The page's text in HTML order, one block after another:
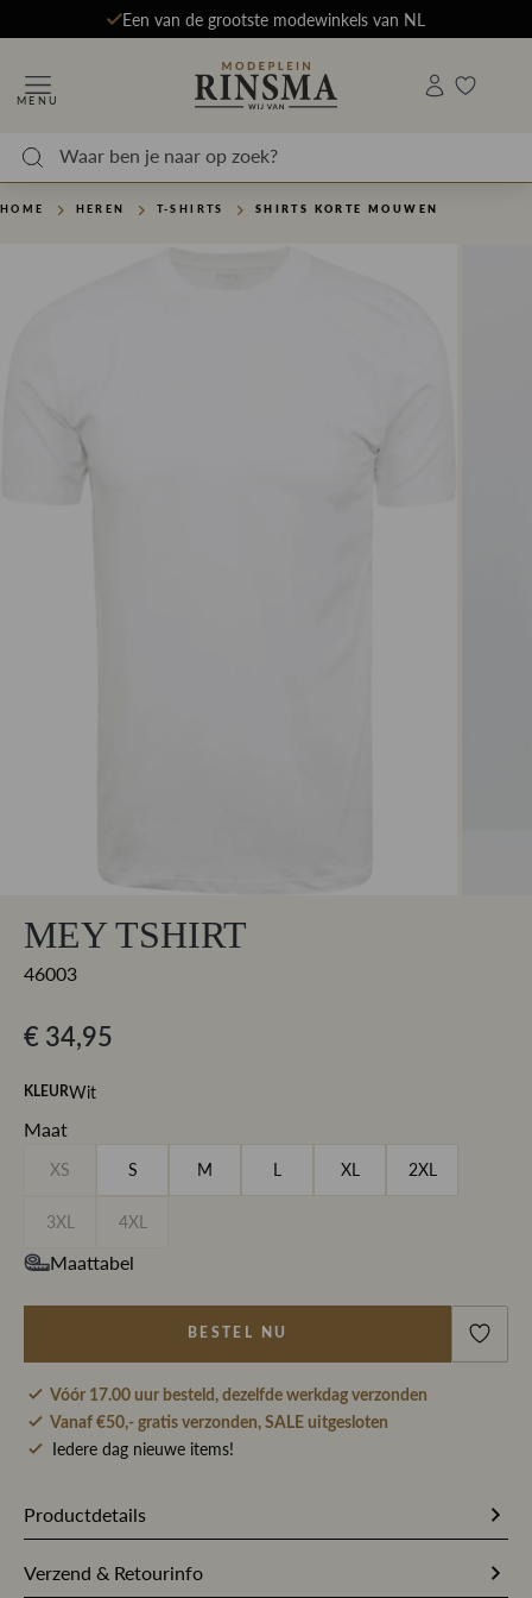
Een van de grootste modewinkels van NL
MENU
HOME HEREN T-SHIRTS SHIRTS KORTE MOUWEN
MEY TSHIRT
46003
€ 34,95
KLEURWit
Maat
XS S M L XL 2XL
3XL 4XL
Maattabel
BESTEL NU
Vóór 17.00 uur besteld, dezelfde werkdag verzonden
Vanaf €50,- gratis verzonden, SALE uitgesloten
Iedere dag nieuwe items!
Productdetails
Verzend & Retourinfo